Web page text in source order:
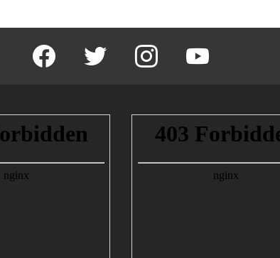
facebook twitter instagram youtube